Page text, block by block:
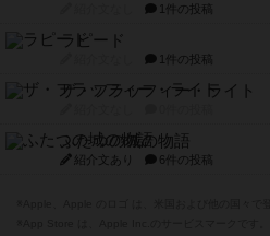
1件の投稿
ラピード
1件の投稿
ザ・フラッフィー・ライト
ふたつの城の物語
紹介文あり 6件の投稿